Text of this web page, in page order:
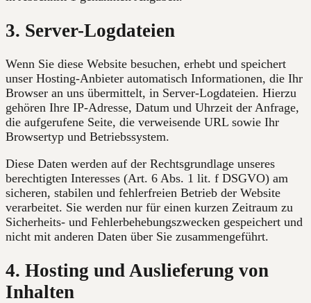
3. Server-Logdateien
Wenn Sie diese Website besuchen, erhebt und speichert
unser Hosting-Anbieter automatisch Informationen, die Ihr
Browser an uns übermittelt, in Server-Logdateien. Hierzu
gehören Ihre IP-Adresse, Datum und Uhrzeit der Anfrage,
die aufgerufene Seite, die verweisende URL sowie Ihr
Browsertyp und Betriebssystem.
Diese Daten werden auf der Rechtsgrundlage unseres
berechtigten Interesses (Art. 6 Abs. 1 lit. f DSGVO) am
sicheren, stabilen und fehlerfreien Betrieb der Website
verarbeitet. Sie werden nur für einen kurzen Zeitraum zu
Sicherheits- und Fehlerbehebungszwecken gespeichert und
nicht mit anderen Daten über Sie zusammengeführt.
4. Hosting und Auslieferung von
Inhalten